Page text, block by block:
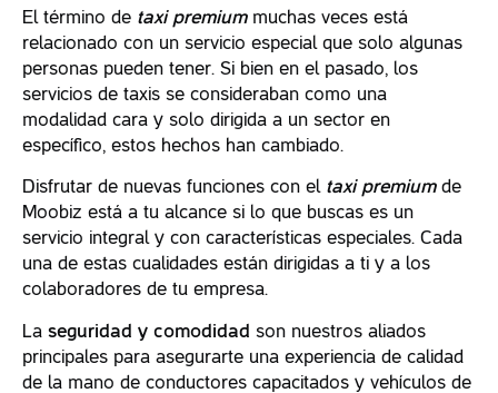
El término de taxi premiummuchas veces está
relacionado con un servicio especial que solo algunas
personas pueden tener. Si bien en el pasado, los
servicios de taxis se consideraban como una
modalidad cara y solo dirigida a un sector en
específico, estos hechos han cambiado.
Disfrutar de nuevas funciones con el taxi premiumde
Moobiz está a tu alcance si lo que buscas es un
servicio integral y con características especiales. Cada
una de estas cualidades están dirigidas a ti y a los
colaboradores de tu empresa.
La seguridad y comodidad son nuestros aliados
principales para asegurarte una experiencia de calidad
de la mano de conductores capacitados y vehículos de